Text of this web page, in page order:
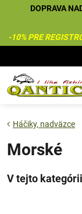
DOPRAVA
-10% PRE
Háčiky, nadväzce
Morské